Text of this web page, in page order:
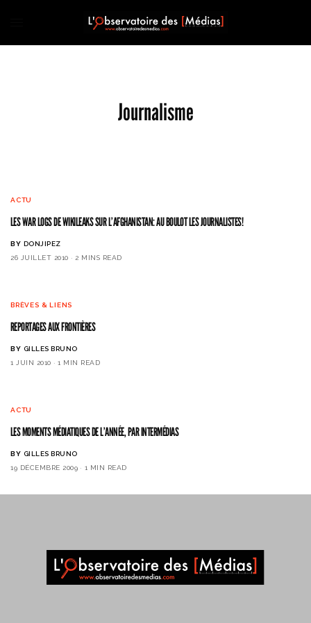
Journalisme
ACTU
LES WAR LOGS DE WIKILEAKS SUR L’AFGHANISTAN: AU BOULOT LES JOURNALISTES!
BY DONJIPEZ
26 JUILLET 2010
2 MINS READ
BRÈVES & LIENS
REPORTAGES AUX FRONTIÈRES
BY GILLES BRUNO
1 JUIN 2010
1 MIN READ
ACTU
LES MOMENTS MÉDIATIQUES DE L’ANNÉE, PAR INTERMÉDIAS
BY GILLES BRUNO
19 DÉCEMBRE 2009
1 MIN READ